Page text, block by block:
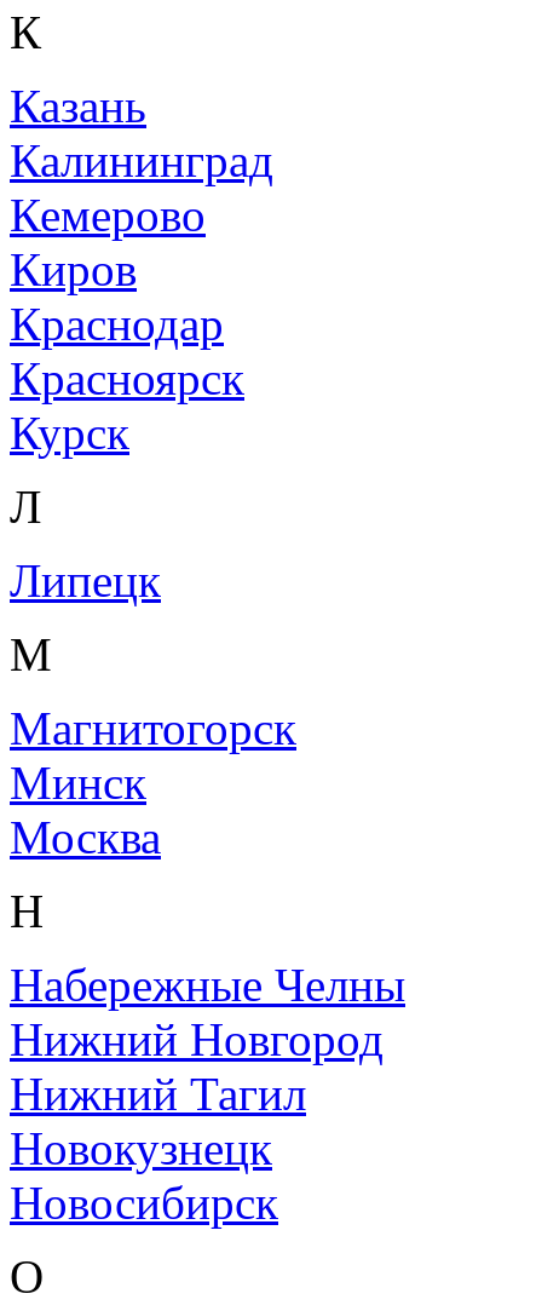
К
Казань
Калининград
Кемерово
Киров
Краснодар
Красноярск
Курск
Л
Липецк
М
Магнитогорск
Минск
Москва
Н
Набережные Челны
Нижний Новгород
Нижний Тагил
Новокузнецк
Новосибирск
О